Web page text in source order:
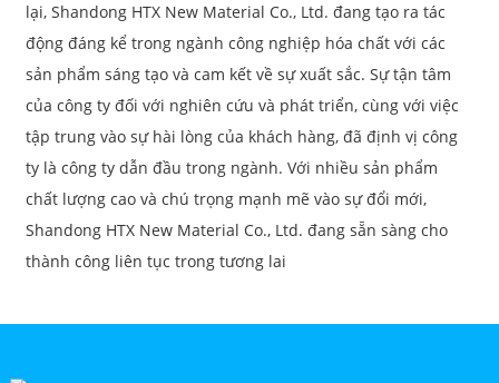
lại, Shandong HTX New Material Co., Ltd. đang tạo ra tác
động đáng kể trong ngành công nghiệp hóa chất với các
sản phẩm sáng tạo và cam kết về sự xuất sắc. Sự tận tâm
của công ty đối với nghiên cứu và phát triển, cùng với việc
tập trung vào sự hài lòng của khách hàng, đã định vị công
ty là công ty dẫn đầu trong ngành. Với nhiều sản phẩm
chất lượng cao và chú trọng mạnh mẽ vào sự đổi mới,
Shandong HTX New Material Co., Ltd. đang sẵn sàng cho
thành công liên tục trong tương lai